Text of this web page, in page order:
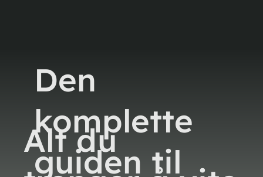
Den
komplette
guiden til
Alt du